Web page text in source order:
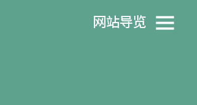
网站导览